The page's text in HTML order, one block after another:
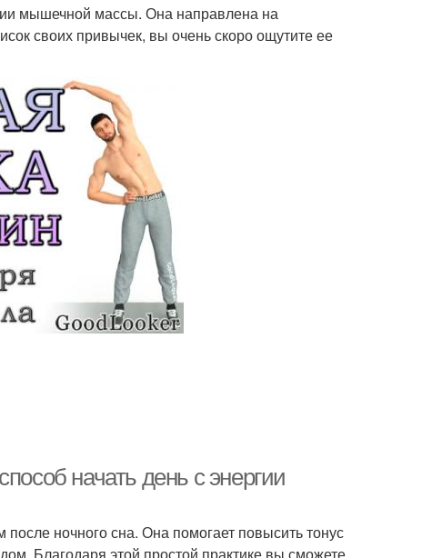
мышечной массы. Она направлена на
своих привычек, вы очень скоро ощутите ее
начать день с энергии
ночного сна. Она помогает повысить тонус